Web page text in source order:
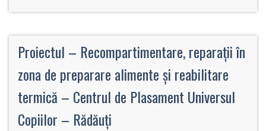
Proiectul – Recompartimentare, reparații în
zona de preparare alimente și reabilitare
termică – Centrul de Plasament Universul
Copiilor – Rădăuți